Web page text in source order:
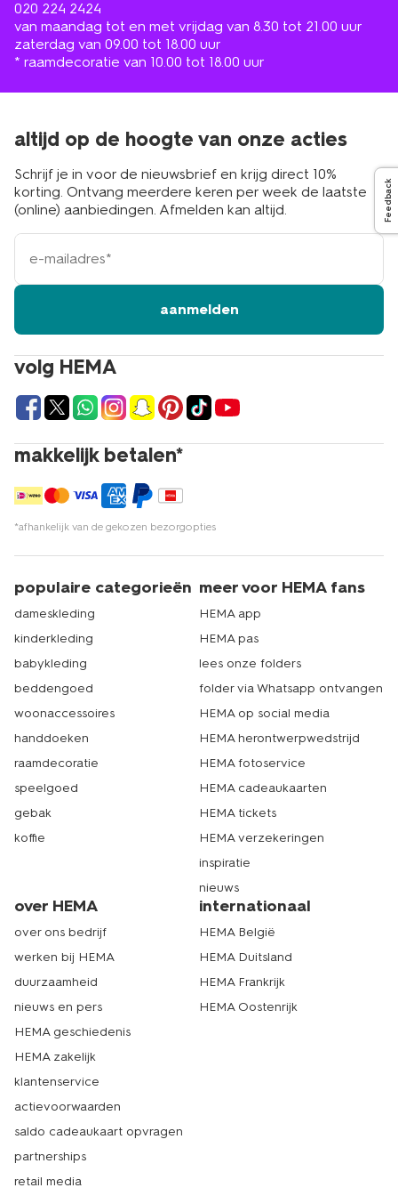
020 224 2424
van maandag tot en met vrijdag van 8.30 tot 21.00 uur
zaterdag van 09.00 tot 18.00 uur
* raamdecoratie van 10.00 tot 18.00 uur
volg HEMA
makkelijk betalen*
*afhankelijk van de gekozen bezorgopties
altijd op de hoogte van onze acties
Schrijf je in voor de nieuwsbrief en krijg direct 10%
korting. Ontvang meerdere keren per week de laatste
(online) aanbiedingen. Afmelden kan altijd.
e-
mailadres
aanmelden
populaire categorieën
dameskleding
kinderkleding
babykleding
beddengoed
woonaccessoires
handdoeken
raamdecoratie
speelgoed
gebak
koffie
meer voor HEMA fans
HEMA app
HEMA pas
lees onze folders
folder via Whatsapp ontvangen
HEMA op social media
HEMA herontwerpwedstrijd
HEMA fotoservice
HEMA cadeaukaarten
HEMA tickets
HEMA verzekeringen
inspiratie
nieuws
over HEMA
over ons bedrijf
werken bij HEMA
duurzaamheid
nieuws en pers
HEMA geschiedenis
HEMA zakelijk
klantenservice
actievoorwaarden
saldo cadeaukaart opvragen
partnerships
retail media
internationaal
HEMA België
HEMA Duitsland
HEMA Frankrijk
HEMA Oostenrijk
Feedback